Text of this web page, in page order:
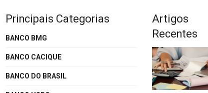
Principais Categorias
BANCO BMG
BANCO CACIQUE
BANCO DO BRASIL
Artigos
Recentes